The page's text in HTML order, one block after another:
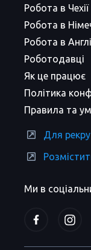
Ми в
Робота в Чехії
Робота в
Робота в
Роботодавці
Як це працює
Політика
Правила та
Для